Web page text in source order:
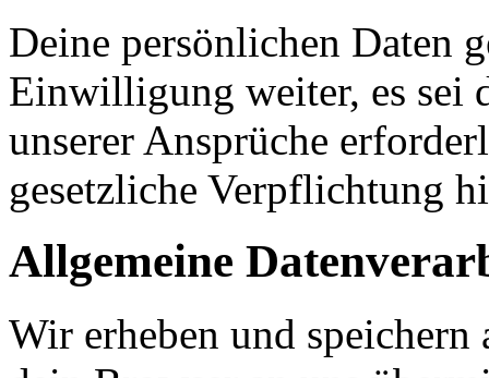
Deine persönlichen Daten
Einwilligung weiter, es sei
unserer Ansprüche
gesetzliche Verpflichtung
Allgemeine
Wir erheben und